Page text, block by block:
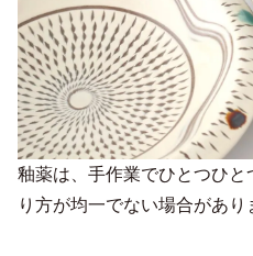
釉薬は、手作業でひとつひ
り方が均一でない場合があり